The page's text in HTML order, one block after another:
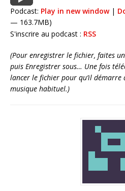
Podcast: Play in new window|
— 163.7MB)
S'inscrire au podcast : RSS
(Pour enregistrer le fichier, faites
puis Enregistrer sous… Une fois
lancer le fichier pour qu’il démarre
musique habituel.)